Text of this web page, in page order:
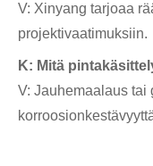
V: Xinyang tarjoaa
projektivaatimuksiin.
K: Mitä
V: Jauhemaalaus tai